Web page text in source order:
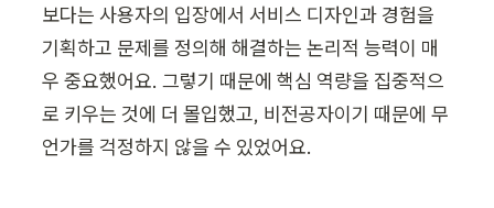
보다는 사용자의 입장에서 서비스 디자인과 경험을
기획하고 문제를 정의해 해결하는 논리적 능력이 매
우 중요했어요. 그렇기 때문에 핵심 역량을 집중적으
로 키우는 것에 더 몰입했고, 비전공자이기 때문에 무
언가를 걱정하지 않을 수 있었어요.